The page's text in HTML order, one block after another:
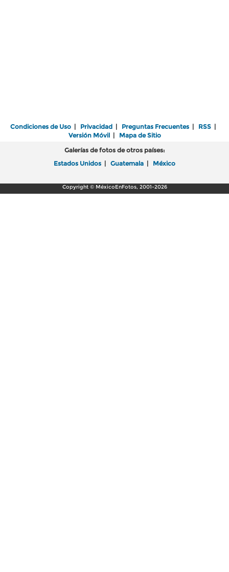
Condiciones de Uso | Privacidad | Preguntas Frecuentes | RSS |
Versión Móvil| Mapa de Sitio
Galerías de fotos de otros países:
Estados Unidos | Guatemala | México
Copyright © MéxicoEnFotos, 2001-2026